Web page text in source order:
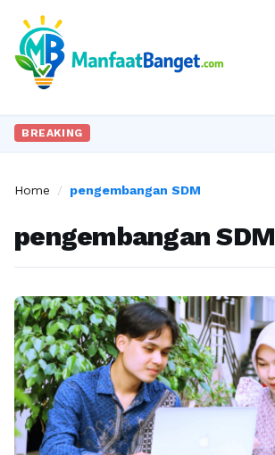
BREAKING
Home / pengembangan SDM
pengembangan SDM